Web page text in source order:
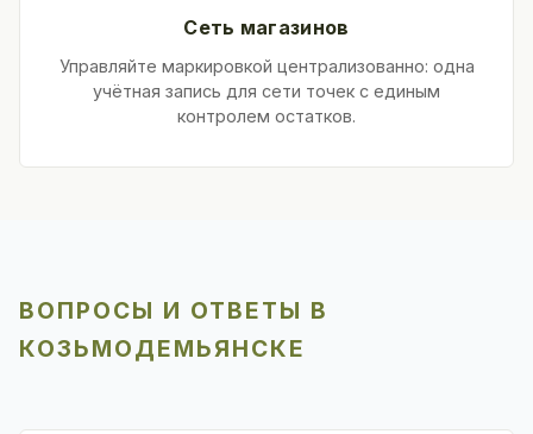
Сеть магазинов
Управляйте маркировкой централизованно: одна
учётная запись для сети точек с единым
контролем остатков.
ВОПРОСЫ И ОТВЕТЫ В
КОЗЬМОДЕМЬЯНСКЕ